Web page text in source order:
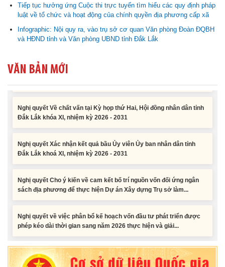
Tiếp tục hưởng ứng Cuộc thi trực tuyến tìm hiểu các quy định pháp
luật về tổ chức và hoạt động của chính quyền địa phương cấp xã
Infographic: Nội quy ra, vào trụ sở cơ quan Văn phòng Đoàn ĐQBH
và HĐND tỉnh và Văn phòng UBND tỉnh Đắk Lắk
VĂN BẢN MỚI
phép kéo dài thời gian sang năm 2026 thực hiện và giải...
công năm 2026 nguồn vốn ngân sách địa phương (đợt 2)
Đắk Lắk khóa XI, nhiệm kỳ 2026 - 2031
Đắk Lắk khoá XI, nhiệm kỳ 2026 - 2031
sách địa phương để thực hiện Dự án Xây dựng Trụ sở làm...
phép kéo dài thời gian sang năm 2026 thực hiện và giải...
công năm 2026 nguồn vốn ngân sách địa phương (đợt 2)